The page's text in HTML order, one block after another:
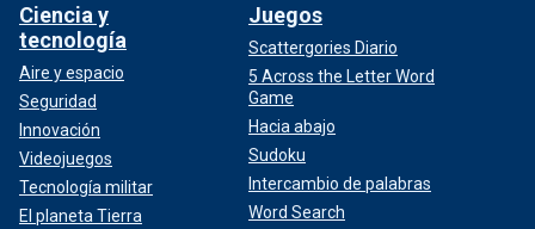
Ciencia y
tecnología
Aire y espacio
Seguridad
Innovación
Videojuegos
Tecnología militar
El planeta Tierra
Juegos
Scattergories Diario
5 Across the Letter Word
Game
Hacia abajo
Sudoku
Intercambio de palabras
Word Search